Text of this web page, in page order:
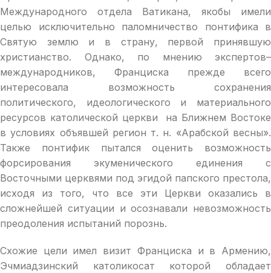
Международного отдела Ватикана, якобы имели
целью исключительно паломничество понтифика в
Святую землю и в страну, первой принявшую
христианство. Однако, по мнению экспертов–
международников, Франциска прежде всего
интересовала возможность сохранения
политического, идеологического и материального
ресурсов католической церкви на Ближнем Востоке
в условиях объявшей регион т. н. «Арабской весны».
Также понтифик пытался оценить возможность
форсирования экуменического единения с
Восточными церквями под эгидой папского престола,
исходя из того, что все эти Церкви оказались в
сложнейшей ситуации и осознавали невозможность
преодоления испытаний порознь.
Схожие цели имел визит Франциска и в Армению,
Эчмиадзинский католикосат которой обладает